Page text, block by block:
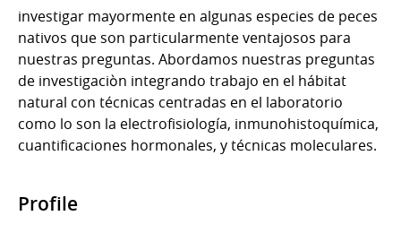
investigar mayormente en algunas especies de peces
nativos que son particularmente ventajosos para
nuestras preguntas. Abordamos nuestras preguntas
de investigaciòn integrando trabajo en el hábitat
natural con técnicas centradas en el laboratorio
como lo son la electrofisiología, inmunohistoquímica,
cuantificaciones hormonales, y técnicas moleculares.
Profile